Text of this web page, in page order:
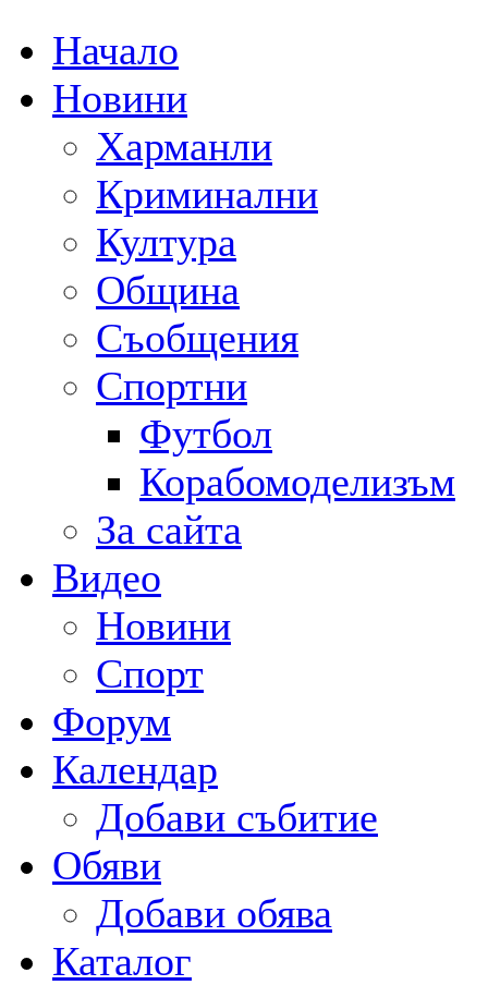
Начало
Новини
Харманли
Криминални
Култура
Община
Съобщения
Спортни
Футбол
Корабомоделизъм
За сайта
Видео
Новини
Спорт
Форум
Календар
Добави събитие
Обяви
Добави обява
Каталог